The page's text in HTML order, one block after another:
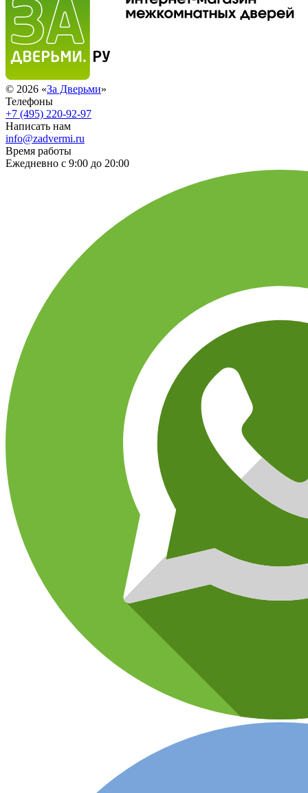
© 2026 «За Дверьми»
Телефоны
+7 (495) 220-92-97
Написать нам
info@zadvermi.ru
Время работы
Ежедневно с 9:00 до 20:00